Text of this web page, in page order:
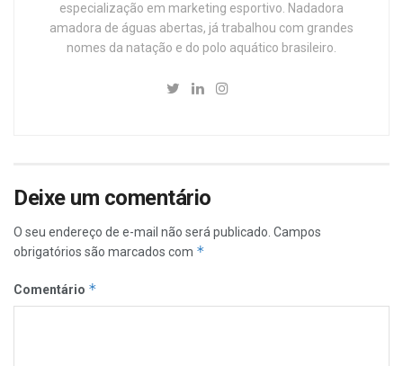
especialização em marketing esportivo. Nadadora
amadora de águas abertas, já trabalhou com grandes
nomes da natação e do polo aquático brasileiro.
Deixe um comentário
O seu endereço de e-mail não será publicado. Campos
obrigatórios são marcados com *
Comentário *